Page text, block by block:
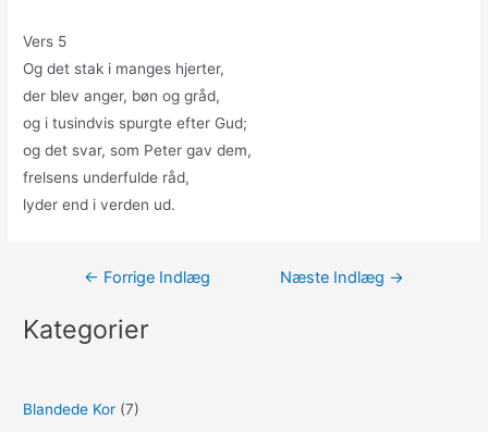
Vers 5
Og det stak i manges hjerter,
der blev anger, bøn og gråd,
og i tusindvis spurgte efter Gud;
og det svar, som Peter gav dem,
frelsens underfulde råd,
lyder end i verden ud.
Indlægsnavigation
← Forrige Indlæg Næste Indlæg →
Kategorier
Blandede Kor (7)